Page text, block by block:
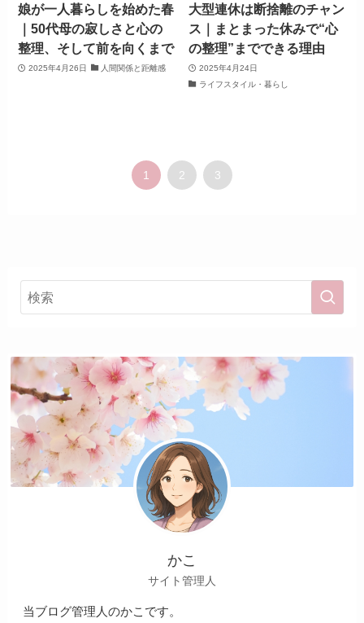
娘が一人暮らしを始めた春
｜50代母の寂しさと心の
整理、そして前を向くまで
2025年4月26日 人間関係と距離感
大型連休は断捨離のチャン
ス｜まとまった休みで“心
の整理”までできる理由
2025年4月24日
ライフスタイル・暮らし
1 2 3
かこ
サイト管理人
当ブログ管理人のかこです。